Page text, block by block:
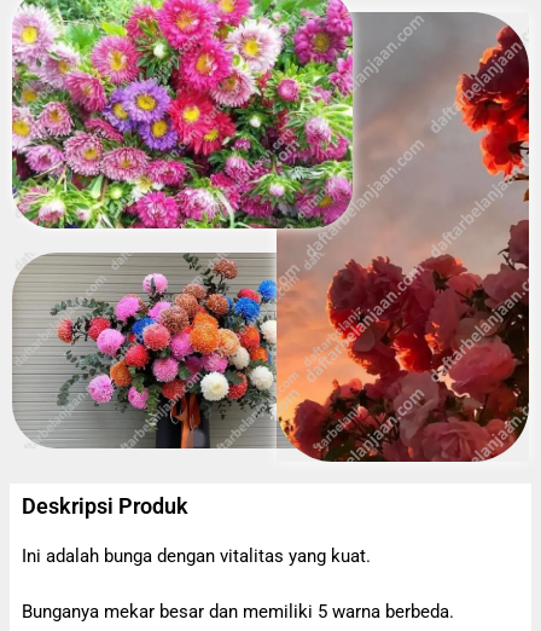
Deskripsi Produk
Ini adalah bunga dengan vitalitas yang kuat.
Bunganya mekar besar dan memiliki 5 warna berbeda.